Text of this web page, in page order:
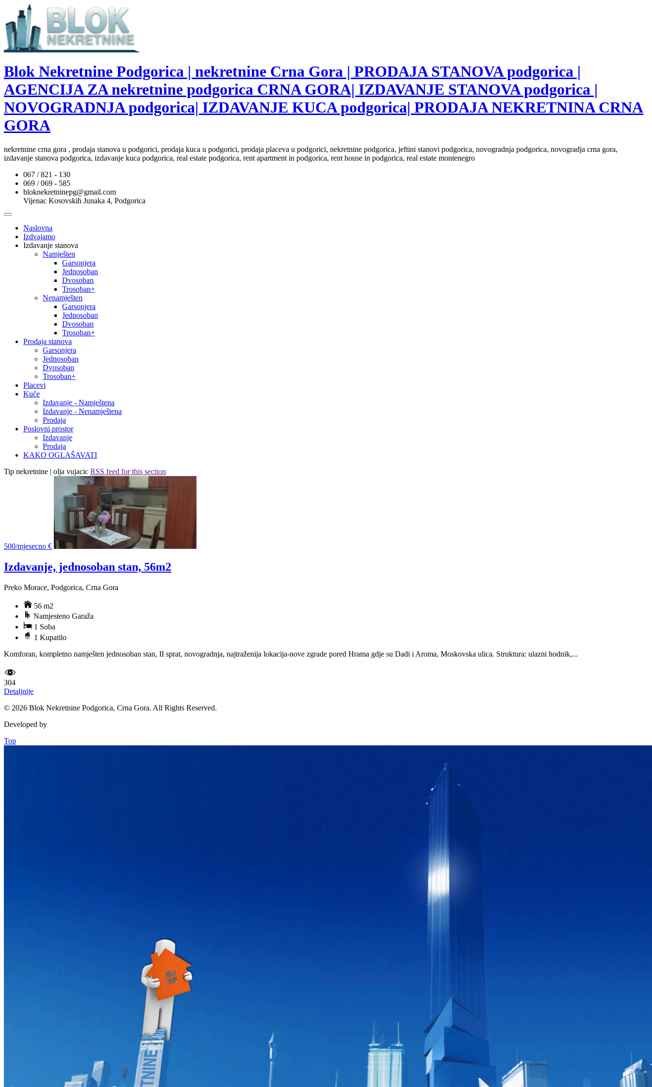
Blok Nekretnine Podgorica | nekretnine Crna Gora | PRODAJA STANOVA podgorica |
AGENCIJA ZA nekretnine podgorica CRNA GORA| IZDAVANJE STANOVA podgorica |
NOVOGRADNJA podgorica| IZDAVANJE KUCA podgorica| PRODAJA NEKRETNINA CRNA
GORA
nekretnine crna gora , prodaja stanova u podgorici, prodaja kuca u podgorici, prodaja placeva u podgorici, nekretnine podgorica, jeftini stanovi podgorica, novogradnja podgorica, novogradja crna gora,
izdavanje stanova podgorica, izdavanje kuca podgorica, real estate podgorica, rent apartment in podgorica, rent house in podgorica, real estate montenegro
067 / 821 - 130
069 / 069 - 585
bloknekretninepg@gmail.com
Vijenac Kosovskih Junaka 4, Podgorica
Naslovna
Izdvajamo
Izdavanje stanova
Namješten
Garsonjera
Jednosoban
Dvosoban
Trosoban+
Nenamješten
Garsonjera
Jednosoban
Dvosoban
Trosoban+
Prodaja stanova
Garsonjera
Jednosoban
Dvosoban
Trosoban+
Placevi
Kuće
Izdavanje - Namještena
Izdavanje - Nenamještena
Prodaja
Poslovni prostor
Izdavanje
Prodaja
KAKO OGLAŠAVATI
Tip nekretnine | olja vujacic RSS feed for this section
500/mjesecno €
Izdavanje, jednosoban stan, 56m2
Preko Morace, Podgorica, Crna Gora
56 m2
Namjesteno Garaža
1 Soba
1 Kupatilo
Komforan, kompletno namješten jednosoban stan, II sprat, novogradnja, najtraženija lokacija-nove zgrade pored Hrama gdje su Dadi i Aroma, Moskovska ulica. Struktura: ulazni hodnik,...
304
Detaljnije
© 2026 Blok Nekretnine Podgorica, Crna Gora. All Rights Reserved.
Developed by
Top